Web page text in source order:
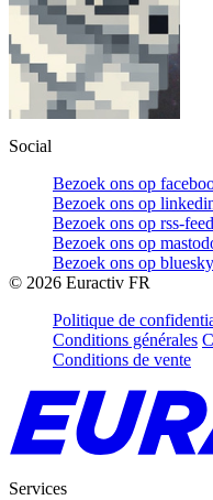
Social
Bezoek ons op
Bezoek ons op
Bezoek ons op rss-feed
Bezoek ons op
Bezoek ons op bluesky
© 2026 Euractiv FR
Politique de
Conditions générales
Conditions de vente
Services